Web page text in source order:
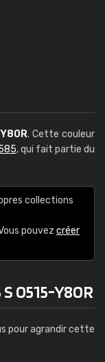
. Cette couleur
, qui fait partie du
collections
pouvez créer
0515-Y80R
pour agrandir cette